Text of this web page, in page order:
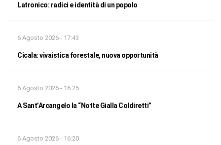
Latronico: radici e identità di un popolo
6 Agosto 2026 - 17:43
Cicala: vivaistica forestale, nuova opportunità
6 Agosto 2026 - 16:25
A Sant’Arcangelo la “Notte Gialla Coldiretti”
6 Agosto 2026 - 16:20